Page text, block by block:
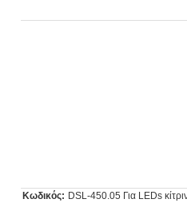
Κωδικός: DSL-450.05 Για LEDs